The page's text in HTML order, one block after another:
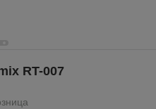
RT-007